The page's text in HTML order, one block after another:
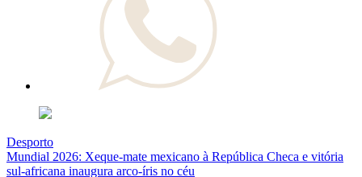
Desporto
Mundial 2026: Xeque-mate mexicano à República Checa e vitória
sul-africana inaugura arco-íris no céu